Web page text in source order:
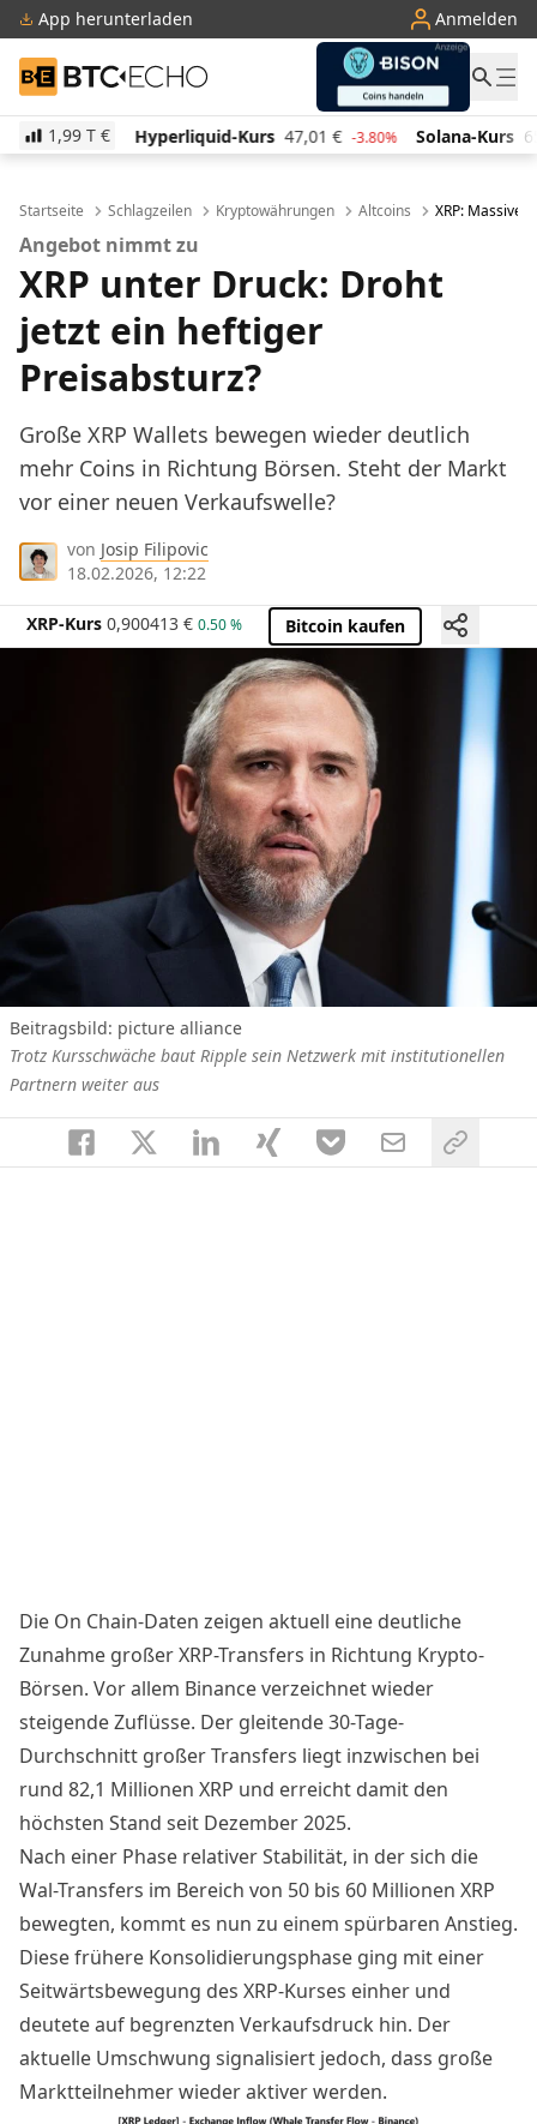
App herunterladen Anmelden
BTC-ECHO
1,99 T €
Hyperliquid-Kurs 47,01 € -3.80% Solana-Kurs 65,30 € 2.30%
Startseite Schlagzeilen Kryptowährungen Altcoins XRP: Massive
Angebot nimmt zu
XRP unter Druck: Droht
jetzt ein heftiger
Preisabsturz?
Große XRP Wallets bewegen wieder deutlich
mehr Coins in Richtung Börsen. Steht der Markt
vor einer neuen Verkaufswelle?
von Josip Filipovic
18.02.2026, 12:22
XRP-Kurs 0,900413 € 0.50 % Bitcoin kaufen
Beitragsbild: picture alliance
Trotz Kursschwäche baut Ripple sein Netzwerk mit institutionellen
Partnern weiter aus
Die On Chain-Daten zeigen aktuell eine deutliche
Zunahme großer XRP-Transfers in Richtung Krypto-
Börsen. Vor allem Binanceverzeichnet wieder
steigende Zuflüsse. Der gleitende 30-Tage-
Durchschnitt großer Transfers liegt inzwischen bei
rund 82,1 Millionen XRP und erreicht damit den
höchsten Stand seit Dezember 2025.
Nach einer Phase relativer Stabilität, in der sich die
Wal-Transfers im Bereich von 50 bis 60 Millionen XRP
bewegten, kommt es nun zu einem spürbaren Anstieg.
Diese frühere Konsolidierungsphase ging mit einer
Seitwärtsbewegung des XRP-Kurses einher und
deutete auf begrenzten Verkaufsdruck hin. Der
aktuelle Umschwung signalisiert jedoch, dass große
Marktteilnehmer wieder aktiver werden.